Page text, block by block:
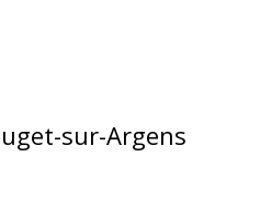
sur-Argens